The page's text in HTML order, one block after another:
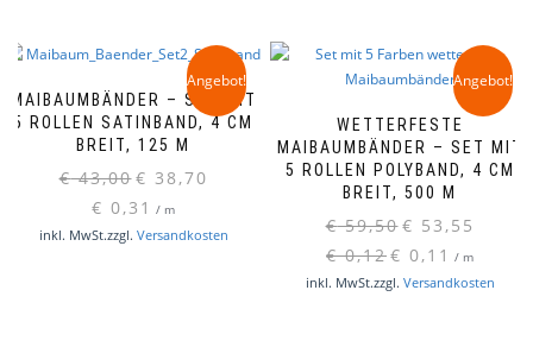
MAIBAUMBÄNDER – SET MIT
5 ROLLEN SATINBAND, 4 CM
BREIT, 125 M
Angebot!
€43,00 Ursprünglicher
Preis
€ 38,70
€ 0,31 / m
inkl. MwSt.zzgl. Versandkosten
WETTERFESTE
MAIBAUMBÄNDER – SET MIT
5 ROLLEN POLYBAND, 4 CM
BREIT, 500 M
Angebot!
€59,50 Ursprünglicher
Preis
€ 53,55
€0,12€ 0,11 / m
inkl. MwSt.zzgl. Versandkosten